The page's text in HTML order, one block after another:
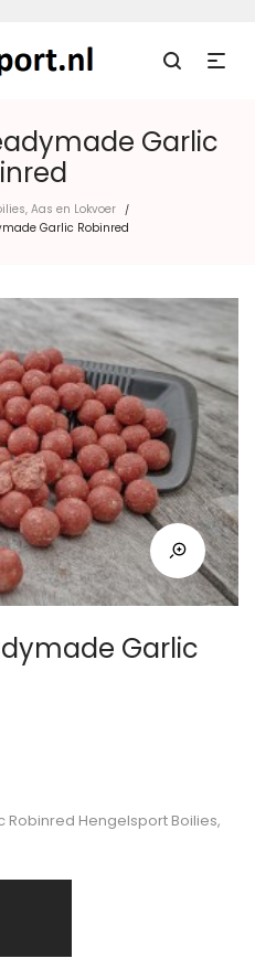
Garlic
Aas en Lokvoer /
Garlic Robinred
Garlic
Robinred Hengelsport Boilies,